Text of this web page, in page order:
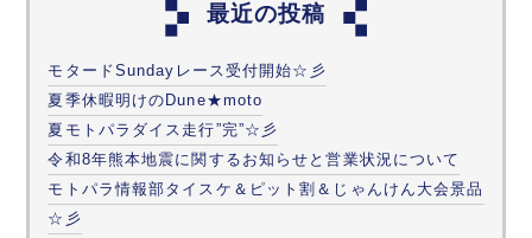
最近の投稿
モタードSundayレース受付開始☆彡
夏季休暇明けのDune★moto
夏モトパラダイス走行”完”☆彡
令和8年熊本地震に関するお知らせと営業状況について
モトパラ情報部タイスケ＆ピット割＆じゃんけん大会景品
☆彡